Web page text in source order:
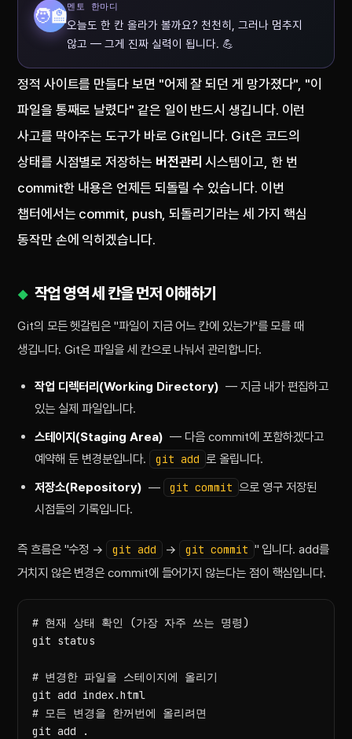
🧑‍🏫멘토 한마디
오늘도 한 칸 올라가 볼까요? 천천히, 그러나 멈추지
않고 — 그게 진짜 실력이 됩니다. 💪
정적 사이트를 만들다 보면 "어제 잘 되던 게 망가졌다", "이
파일을 통째로 날렸다" 같은 일이 반드시 생깁니다. 이런
사고를 막아주는 도구가 바로 Git입니다. Git은 코드의
상태를 시점별로 저장하는 버전관리 시스템이고, 한 번
commit한 내용은 언제든 되돌릴 수 있습니다. 이번
챕터에서는 commit, push, 되돌리기라는 세 가지 핵심
동작만 손에 익히겠습니다.
작업 영역 세 칸을 먼저 이해하기
Git의 모든 헷갈림은 "파일이 지금 어느 칸에 있는가"를 모를 때
생깁니다. Git은 파일을 세 칸으로 나눠서 관리합니다.
작업 디렉터리(Working Directory) — 지금 내가 편집하고
있는 실제 파일입니다.
스테이지(Staging Area) — 다음 commit에 포함하겠다고
예약해 둔 변경분입니다.
git add 로 올립니다.
저장소(Repository) — git commit 으로 영구 저장된
시점들의 기록입니다.
즉 흐름은 "수정 → git add → git commit " 입니다. add를
거치지 않은 변경은 commit에 들어가지 않는다는 점이 핵심입니다.
# 현재 상태 확인 (가장 자주 쓰는 명령)
git status
# 변경한 파일을 스테이지에 올리기
git add index.html
# 모든 변경을 한꺼번에 올리려면
git add .